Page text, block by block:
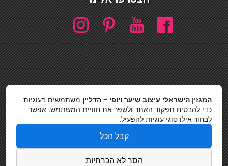
חיפוש
חיפוש
כסאות בר
מדיניות פרטיות
המגזין הישראלי עיצוב שיער ויופי ~ הדליין משתמשים בעוגיות
כדי להבטיח תפקוד האתר ולשפר את חוויית המשתמש. אפשר
לבחור אילו סוגי עוגיות להפעיל.
קבל הכל
הסר לא הכרחיות